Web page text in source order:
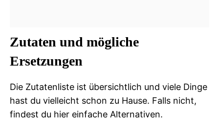
Zutaten und mögliche
Ersetzungen
Die Zutatenliste ist übersichtlich und viele Dinge
hast du vielleicht schon zu Hause. Falls nicht,
findest du hier einfache Alternativen.